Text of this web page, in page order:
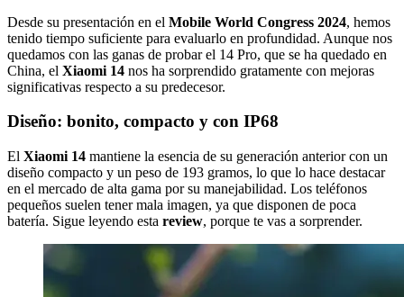
Desde su presentación en el Mobile World Congress 2024, hemos
tenido tiempo suficiente para evaluarlo en profundidad. Aunque nos
quedamos con las ganas de probar el 14 Pro, que se ha quedado en
China, el Xiaomi 14 nos ha sorprendido gratamente con mejoras
significativas respecto a su predecesor.
Diseño: bonito, compacto y con IP68
El Xiaomi 14 mantiene la esencia de su generación anterior con un
diseño compacto y un peso de 193 gramos, lo que lo hace destacar
en el mercado de alta gama por su manejabilidad. Los teléfonos
pequeños suelen tener mala imagen, ya que disponen de poca
batería. Sigue leyendo esta review, porque te vas a sorprender.